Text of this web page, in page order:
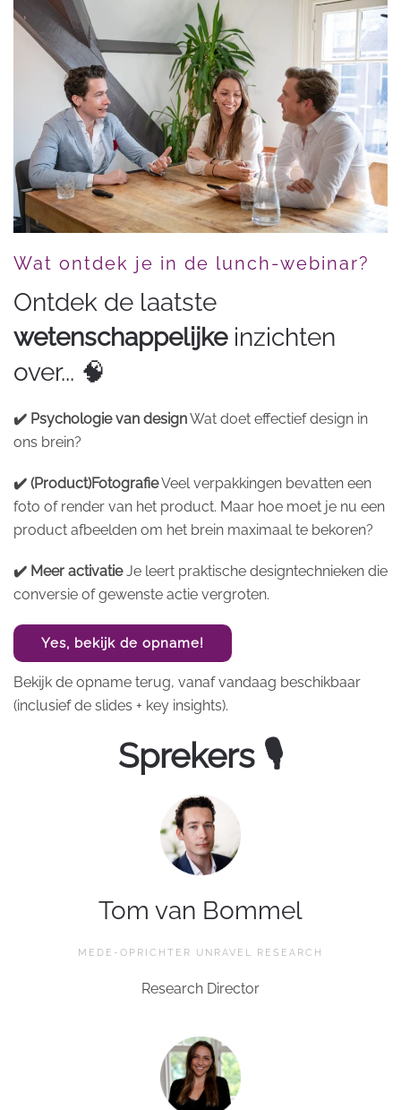
Wat ontdek je in de lunch-webinar?
Ontdek de laatste
wetenschappelijkeinzichten
over... 🧠
✔️ Psychologie van designWat doet effectief design in
ons brein?
✔️ (Product)FotografieVeel verpakkingen bevatten een
foto of render van het product. Maar hoe moet je nu een
product afbeelden om het brein maximaal te bekoren?
✔️ Meer activatieJe leert praktische designtechnieken die
conversie of gewenste actie vergroten.
Yes, bekijk de opname!
Bekijk de opname terug, vanaf vandaag beschikbaar
(inclusief de slides + key insights).
Sprekers 🎙
Tom van Bommel
MEDE-OPRICHTER UNRAVEL RESEARCH
Research Director